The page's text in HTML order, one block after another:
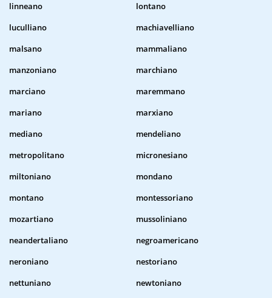
linneano
lontano
luculliano
machiavelliano
malsano
mammaliano
manzoniano
marchiano
marciano
maremmano
mariano
marxiano
mediano
mendeliano
metropolitano
micronesiano
miltoniano
mondano
montano
montessoriano
mozartiano
mussoliniano
neandertaliano
negroamericano
neroniano
nestoriano
nettuniano
newtoniano